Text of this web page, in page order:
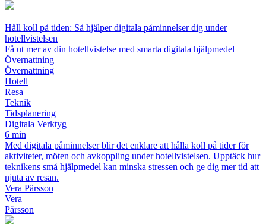
Håll koll på tiden: Så hjälper digitala påminnelser dig under
hotellvistelsen
Få ut mer av din hotellvistelse med smarta digitala hjälpmedel
Övernattning
Övernattning
Hotell
Resa
Teknik
Tidsplanering
Digitala Verktyg
6 min
Med digitala påminnelser blir det enklare att hålla koll på tider för
aktiviteter, möten och avkoppling under hotellvistelsen. Upptäck hur
teknikens små hjälpmedel kan minska stressen och ge dig mer tid att
njuta av resan.
Vera Pärsson
Vera
Pärsson